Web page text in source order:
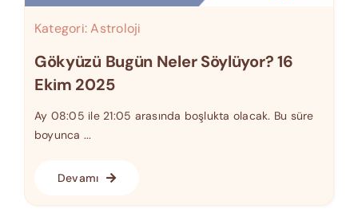
Kategori:Astroloji
Gökyüzü Bugün Neler Söylüyor? 16
Ekim 2025
Ay 08:05 ile 21:05 arasında boşlukta olacak. Bu süre
boyunca ...
Devamı